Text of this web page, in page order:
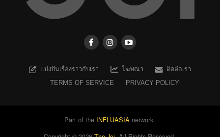
แบ่งปันเรื่องราวกับเรา โฆษณา
ติดต่อเรา
TERMS OF SERVICE
PRIVACY POLICY
Part of the INFLUASIA network.